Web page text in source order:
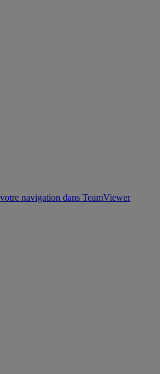
navigation dans TeamViewer